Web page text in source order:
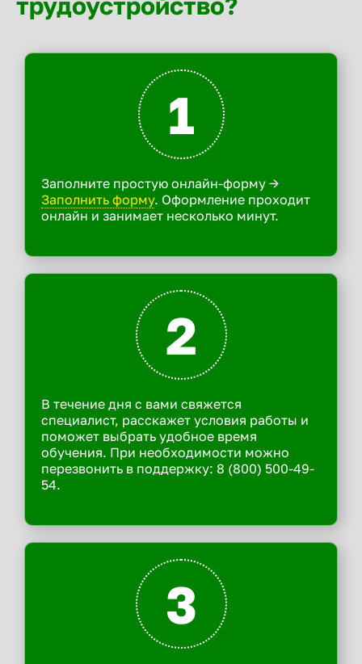
1
Заполните простую онлайн-форму ->
Заполнить форму. Оформление проходит
онлайн и занимает несколько минут.
2
В течение дня с вами свяжется
специалист, расскажет условия работы и
поможет выбрать удобное время
обучения. При необходимости можно
перезвонить в поддержку: 8 (800) 500-49-
54.
3